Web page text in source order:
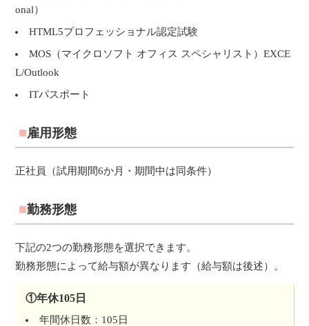
onal）
HTML5プロフェッショナル認定試験
MOS（マイクロソフト オフィス スペシャリスト）EXCE
L/Outlook
ITパスポート
雇用形態
正社員（試用期間6か月・期間中は同条件）
勤務形態
下記の2つの勤務形態を選択できます。
勤務形態によって給与額が異なります（給与額は後述）。
①年休105日
年間休日数：105日